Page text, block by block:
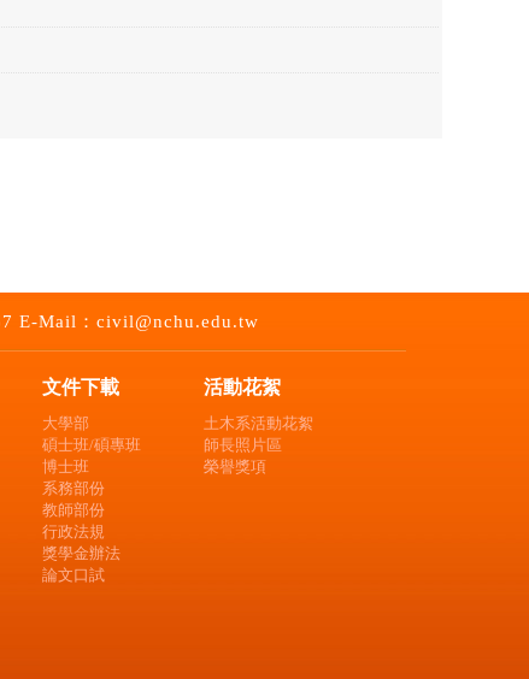
E-Mail：civil@nchu.edu.tw
文件下載
大學部
碩士班/碩專班
博士班
系務部份
教師部份
行政法規
獎學金辦法
論文口試
活動花絮
土木系活動花絮
師長照片區
榮譽獎項